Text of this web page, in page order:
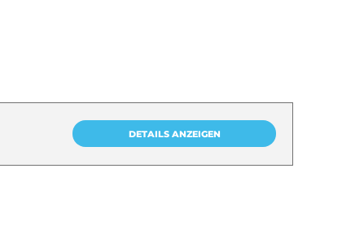
DETAILS ANZEIGEN